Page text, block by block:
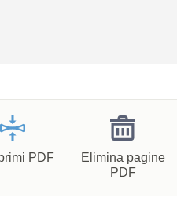
PDF
Elimina pagine
PDF